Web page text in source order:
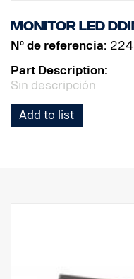
Monitor LED
Nº de referencia:
Part Description:
Sin descripción
Add to list